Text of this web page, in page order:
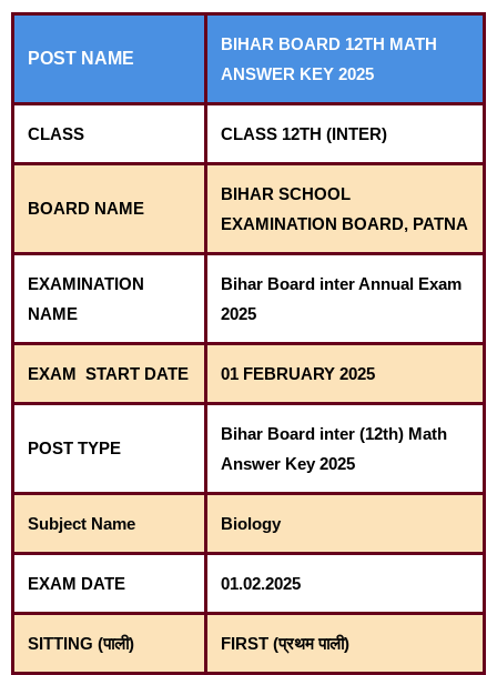
POST NAME
BIHAR BOARD 12TH MATH
ANSWER KEY 2025
CLASS CLASS 12TH (INTER)
BOARD NAME
BIHAR SCHOOL
EXAMINATION BOARD, PATNA
EXAMINATION
NAME
Bihar Board inter Annual Exam
2025
EXAM START DATE 01 FEBRUARY 2025
POST TYPE
Bihar Board inter (12th) Math
Answer Key 2025
Subject Name Biology
EXAM DATE 01.02.2025
SITTING (पाली) FIRST (प्रथम पाली)